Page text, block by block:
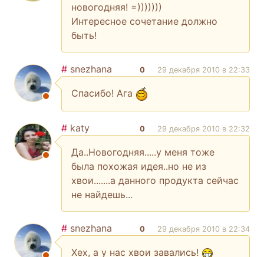
новогодняя! =)))))))
Интересное сочетание должно
быть!
# snezhana 0 29 декабря 2010 в 22:33
Спасибо! Ага
# katy 0 29 декабря 2010 в 22:32
Да..Новогодняя.....у меня тоже
была похожая идея..но не из
хвои.......а данного продукта сейчас
не найдешь...
# snezhana 0 29 декабря 2010 в 22:34
Хех, а у нас хвои завались!